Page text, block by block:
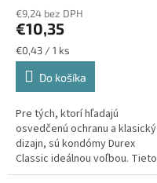
€9,24 bez DPH
€10,35
Jednotková
cena:
€0,43 / 1 ks
Do košíka
Pre tých, ktorí hľadajú
osvedčenú ochranu a klasický
dizajn, sú kondómy Durex
Classic ideálnou voľbou. Tieto
kondómy ponúkajú kvalitnú a